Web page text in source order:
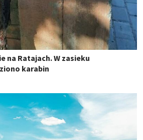
na Ratajach. W zasieku
karabin